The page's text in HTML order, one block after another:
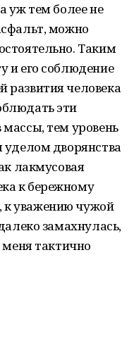
уж тем более не
можно
Таким
и его соблюдение
развития человека
эти
тем уровень
уделом дворянства
лакмусовая
к бережному
уважению чужой
замахнулась,
тактично